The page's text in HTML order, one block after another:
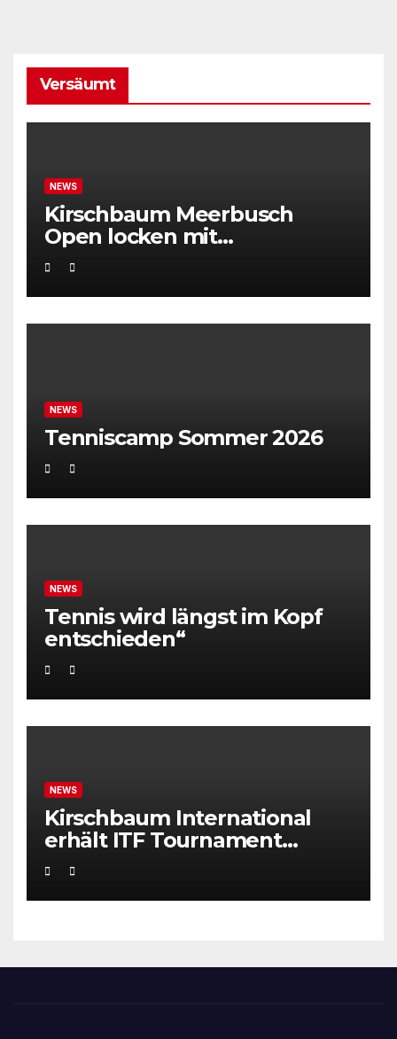
Versäumt
NEWS
Kirschbaum Meerbusch
Open locken mit
Weltklassetennis
NEWS
Tenniscamp Sommer 2026
NEWS
Tennis wird längst im Kopf
entschieden“
NEWS
Kirschbaum International
erhält ITF Tournament
Recognition Award 2025